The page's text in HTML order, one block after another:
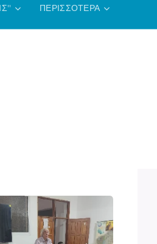
ΠΕΡΙΣΣΌΤΕΡΑ